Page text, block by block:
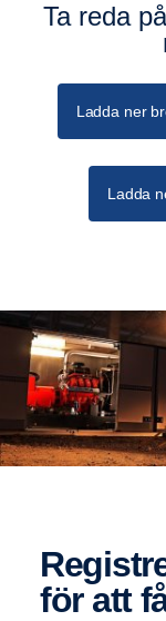
Ta reda på mer om vår avancerade
Ladda ner
Ladda
Registrera ditt kraftsystem
för att